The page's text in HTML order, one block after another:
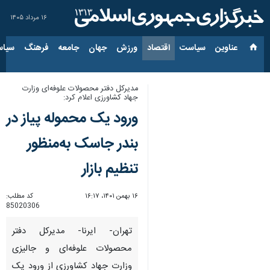
۱۶ مرداد ۱۴۰۵
عناوین‌ سیاست اقتصاد ورزش جهان جامعه فرهنگ
مدیرکل دفتر محصولات علوفه‌ای وزارت
جهاد کشاورزی اعلام کرد:
ورود یک محموله پیاز در
بندر جاسک به‌منظور
تنظیم بازار
۱۶ بهمن ۱۴۰۱، ۱۶:۱۷
کد مطلب:
85020306
تهران- ایرنا- مدیرکل دفتر
محصولات علوفه‌ای و جالیزی
وزارت جهاد کشاورزی از ورود یک